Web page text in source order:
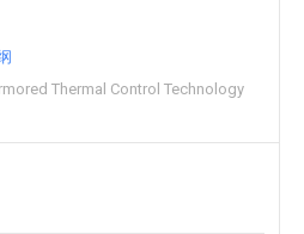
Thermal Control Technology